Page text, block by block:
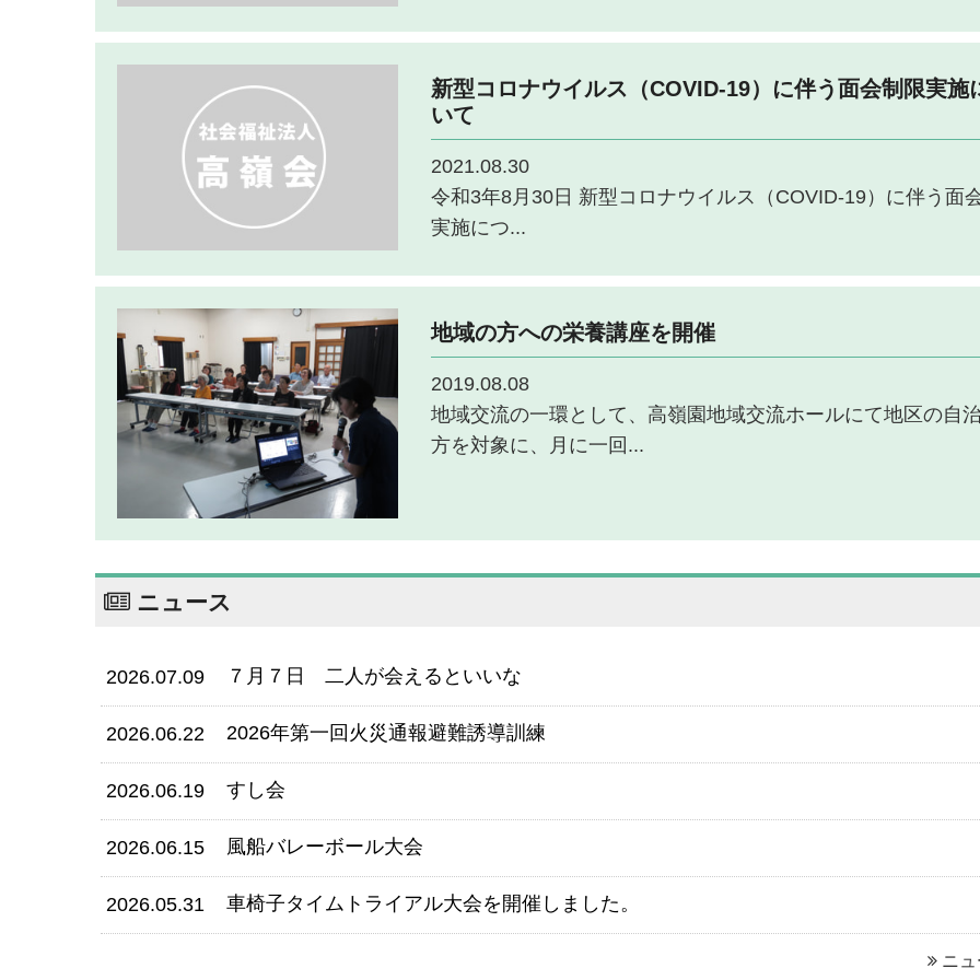
新型コロナウイルス（COVID-19）に伴う面会制限実施
いて
2021.08.30
令和3年8月30日 新型コロナウイルス（COVID-19）に伴う面
実施につ...
地域の方への栄養講座を開催
2019.08.08
地域交流の一環として、高嶺園地域交流ホールにて地区の自
方を対象に、月に一回...
ニュース
2026.07.09 ７月７日 二人が会えるといいな
2026.06.22 2026年第一回火災通報避難誘導訓練
2026.06.19 すし会
2026.06.15 風船バレーボール大会
2026.05.31 車椅子タイムトライアル大会を開催しました。
ニ